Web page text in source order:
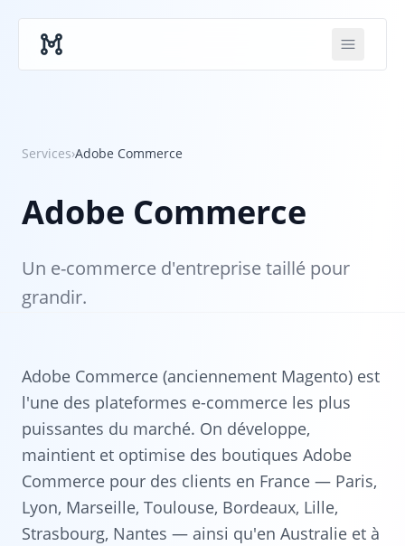
Services›Adobe Commerce
Adobe Commerce
Un e-commerce d'entreprise taillé pour
grandir.
Adobe Commerce (anciennement Magento) est
l'une des plateformes e-commerce les plus
puissantes du marché. On développe,
maintient et optimise des boutiques Adobe
Commerce pour des clients en France — Paris,
Lyon, Marseille, Toulouse, Bordeaux, Lille,
Strasbourg, Nantes — ainsi qu'en Australie et à